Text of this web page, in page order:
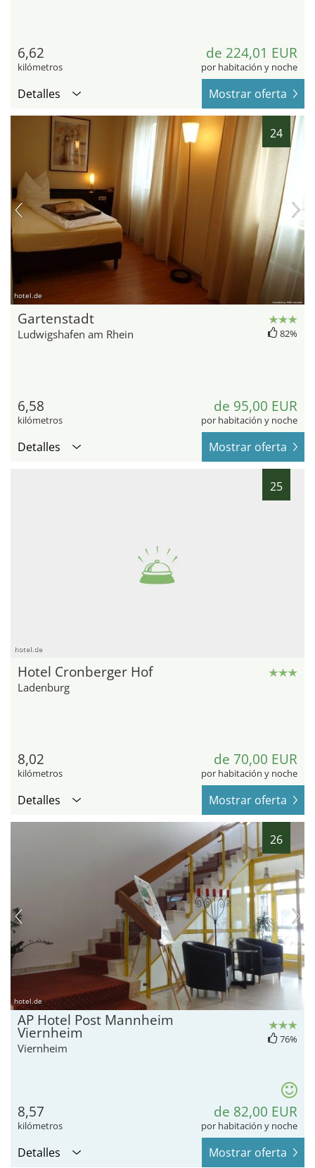
6,62
kilómetros
de 224,01 EUR
por habitación y noche
Detalles Mostrar oferta
24
hotel.de
Gartenstadt
Ludwigshafen am Rhein 82%
6,58
kilómetros
de 95,00 EUR
por habitación y noche
Detalles Mostrar oferta
25
hotel.de
Hotel Cronberger Hof
Ladenburg
8,02
kilómetros
de 70,00 EUR
por habitación y noche
Detalles Mostrar oferta
26
hotel.de
AP Hotel Post Mannheim
Viernheim
Viernheim
76%
8,57
kilómetros
de 82,00 EUR
por habitación y noche
Detalles Mostrar oferta